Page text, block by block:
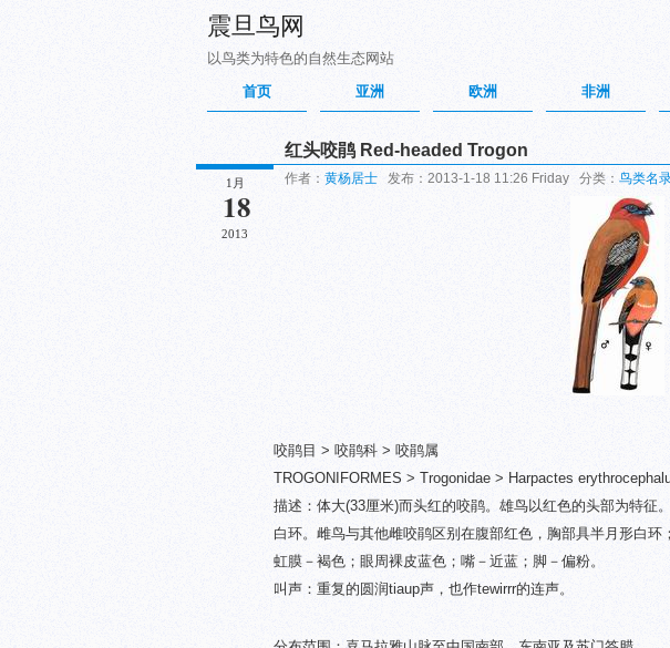
震旦鸟网
以鸟类为特色的自然生态网站
首页 亚洲 欧洲 非洲
1月
18
2013
红头咬鹃 Red-headed Trogon
作者： 黄杨居士 发布：2013-1-18 11:26 Friday 分类： 鸟类名
咬鹃目 > 咬鹃科 > 咬鹃属
TROGONIFORMES > Trogonidae > Harpactes
描述：体大(33厘米)而头红的咬鹃。雄鸟以红色的头部为特征
白环。雌鸟与其他雌咬鹃区别在腹部红色，胸部具半月形白环
虹膜－褐色；眼周裸皮蓝色；嘴－近蓝；脚－偏粉。
叫声：重复的圆润tiaup声，也作tewirrr的连声。